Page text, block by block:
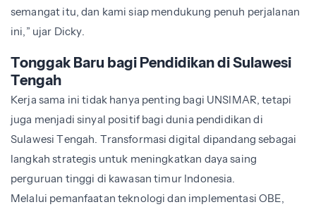
semangat itu, dan kami siap mendukung penuh perjalanan
ini,” ujar Dicky.
Tonggak Baru bagi Pendidikan di Sulawesi
Tengah
Kerja sama ini tidak hanya penting bagi UNSIMAR, tetapi
juga menjadi sinyal positif bagi dunia pendidikan di
Sulawesi Tengah. Transformasi digital dipandang sebagai
langkah strategis untuk meningkatkan daya saing
perguruan tinggi di kawasan timur Indonesia.
Melalui pemanfaatan teknologi dan implementasi OBE,